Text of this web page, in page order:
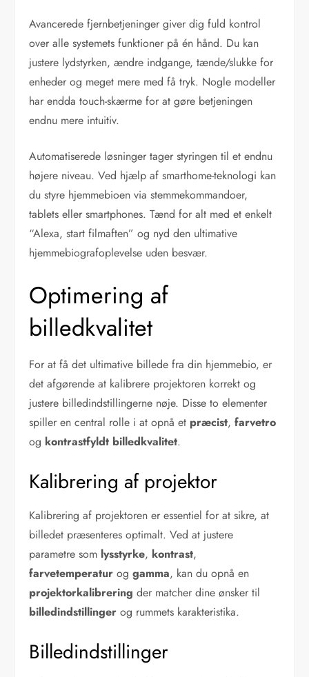
Avancerede fjernbetjeninger giver dig fuld kontrol
over alle systemets funktioner på én hånd. Du kan
justere lydstyrken, ændre indgange, tænde/slukke for
enheder og meget mere med få tryk. Nogle modeller
har endda touch-skærme for at gøre betjeningen
endnu mere intuitiv.
Automatiserede løsninger tager styringen til et endnu
højere niveau. Ved hjælp af smarthome-teknologi kan
du styre hjemmebioen via stemmekommandoer,
tablets eller smartphones. Tænd for alt med et enkelt
“Alexa, start filmaften” og nyd den ultimative
hjemmebiografoplevelse uden besvær.
Optimering af
billedkvalitet
For at få det ultimative billede fra din hjemmebio, er
det afgørende at kalibrere projektoren korrekt og
justere billedindstillingerne nøje. Disse to elementer
spiller en central rolle i at opnå et præcist,farvetro
og kontrastfyldt billedkvalitet.
Kalibrering af projektor
Kalibrering af projektoren er essentiel for at sikre, at
billedet præsenteres optimalt. Ved at justere
parametre som lysstyrke, kontrast,
farvetemperatur oggamma, kan du opnå en
projektorkalibrering der matcher dine ønsker til
billedindstillinger og rummets karakteristika.
Billedindstillinger